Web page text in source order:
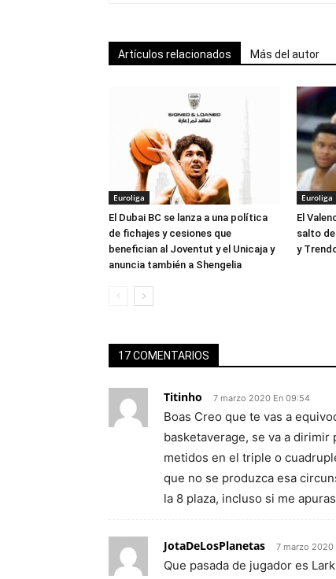
Artículos relacionados Más del autor
Euroliga
El Dubai BC se lanza a una política
de fichajes y cesiones que
benefician al Joventut y el Unicaja y
anuncia también a Shengelia
Euroliga
El
salto
y
17 COMENTARIOS
Titinho 7 marzo 2020 En 09:54
Boas Creo que te vas a
basketaverage, se va a
metidos en el triple o
que no se produzca esa
la 8 plaza, incluso si me
JotaDeLosPlanetas 7 marzo 2020
Que pasada de jugador es